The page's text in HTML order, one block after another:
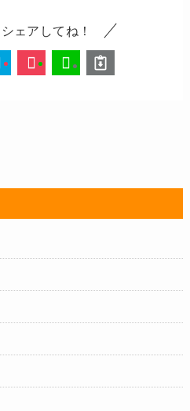
ェアしてね！